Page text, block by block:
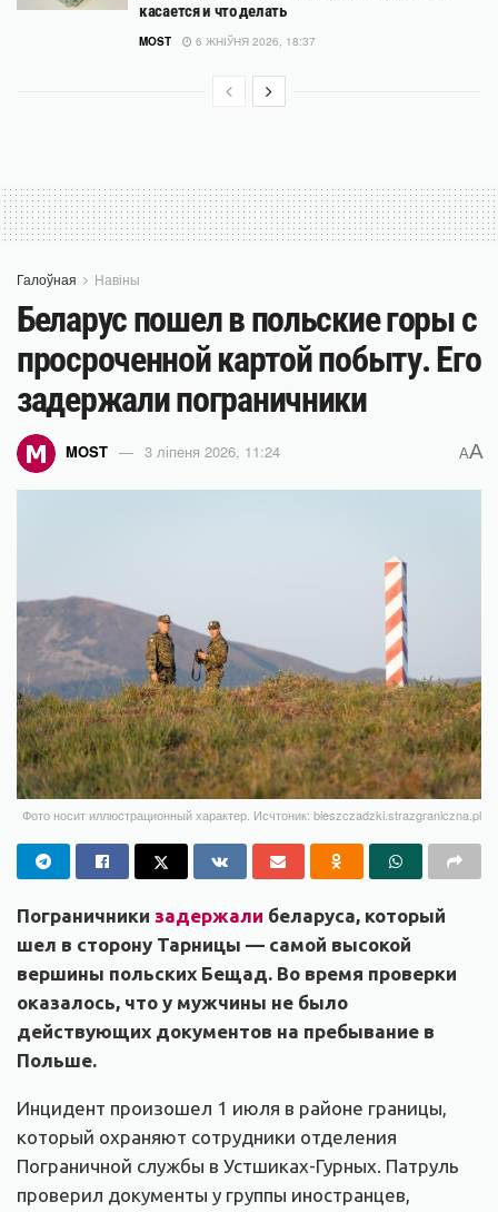
касается и что делать
MOST 6 ЖНІЎНЯ 2026, 18:37
Галоўная Навіны
Беларус пошел в польские горы с
просроченной картой побыту. Его
задержали пограничники
MOST 3 ліпеня 2026, 11:24 AA
Фото носит иллюстрационный характер. Исчтоник: bieszczadzki.strazgraniczna.pl
Пограничники задержали беларуса, который
шел в сторону Тарницы — самой высокой
вершины польских Бещад. Во время проверки
оказалось, что у мужчины не было
действующих документов на пребывание в
Польше.
Инцидент произошел 1 июля в районе границы,
который охраняют сотрудники отделения
Пограничной службы в Устшиках-Гурных. Патруль
проверил документы у группы иностранцев,